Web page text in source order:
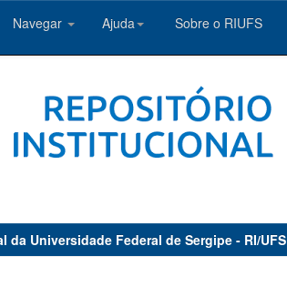
Navegar Ajuda Sobre o RIUFS
Universidade Federal de Sergipe - RI/UFS